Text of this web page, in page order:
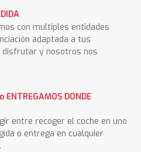
con multiples entidades
adaptada a tus
disfrutar y nosotros nos
ENTREGAMOS DONDE
entre recoger el coche en uno
o entrega en cualquier